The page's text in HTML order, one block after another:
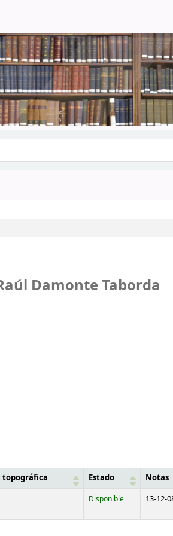
Damonte Taborda
topográfica Estado
Notas
Disponible 13-12-